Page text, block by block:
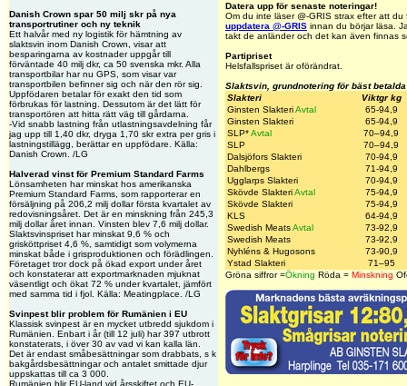
Danish Crown spar 50 milj skr på nya
transportrutiner och ny teknik
Ett halvår med ny logistik för hämtning av
slaktsvin inom Danish Crown, visar att
besparingarna av kostnader uppgår till
förväntade 40 milj dkr, ca 50 svenska mkr. Alla
transportbilar har nu GPS, som visar var
transportbilen befinner sig och när den rör sig.
Uppfödaren betalar för exakt den tid som
förbrukas för lastning. Dessutom är det lätt för
transportören att hitta rätt väg till gårdarna.
-Vid snabb lastning från utlastningsavdelning får
jag upp till 1,40 dkr, dryga 1,70 skr extra per gris i
lastningstillägg, berättar en uppfödare. Källa:
Danish Crown. /LG
Halverad vinst för Premium Standard Farms
Lönsamheten har minskat hos amerikanska
Premium Standard Farms, som rapporterar en
försäljning på 206,2 milj dollar första kvartalet av
redovisningsåret. Det är en minskning från 245,3
milj dollar året innan. Vinsten blev 7,6 milj dollar.
Slaktsvinspriset har minskat 9,6 % och
grisköttpriset 4,6 %, samtidigt som volymerna
minskat både i grisproduktionen och förädlingen.
Företaget tror dock på ökad export under året
och konstaterar att exportmarknaden mjuknat
väsentligt och ökat 72 % under kvartalet, jämfört
med samma tid i fjol. Källa: Meatingplace. /LG
Svinpest blir problem för Rumänien i EU
Klassisk svinpest är en mycket utbredd sjukdom i
Rumänien. Enbart i år (till 12 juli) har 397 utbrott
konstaterats, i över 30 av vad vi kan kalla län.
Det är endast småbesättningar som drabbats, s k
bakgårdsbesättningar och antalet smittade djur
uppskattas till ca 3 000.
Rumänien blir EU-land vid årsskiftet och EU-
Datera upp för senaste noteringar!
Om du inte läser @-GRIS strax efter att
uppdatera @-GRIS innan du börjar läsa.
takt de anländer och det kan även finnas
Partipriset
Helsfallspriset är oförändrat.
Slaktsvin, grundnotering för bäst
Slakteri
Viktgr kg
Ginsten SlakteriAvtal
65-94,9
Ginsten Slakteri
65-94,9
SLP*Avtal
70–94,9
SLP
70–94,9
Dalsjöfors Slakteri
70-94,9
Dahlbergs
71-94,9
Ugglarps Slakteri
70-94,9
Skövde SlakteriAvtal
75-94,9
Skövde Slakteri
75-94,9
KLS
64-94,9
Swedish MeatsAvtal
73-92,9
Swedish Meats
73-92,9
Nyhléns & Hugosons
73-90,9
Ystad Slakteri
71–95
Gröna siffror =Ökning Röda = Minskning